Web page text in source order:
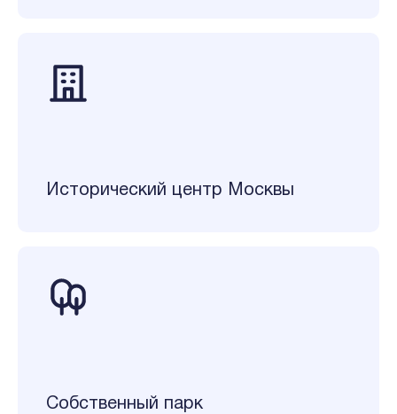
Исторический центр Москвы
Собственный парк